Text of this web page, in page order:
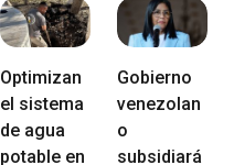
Optimizan
el sistema
de agua
potable en
Gobierno
venezolan
o
subsidiará